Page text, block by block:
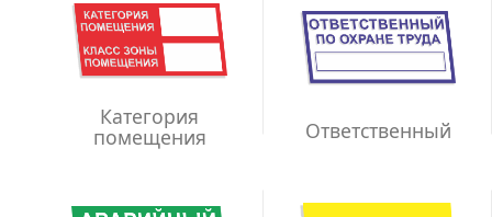
Категория
помещения Ответственный